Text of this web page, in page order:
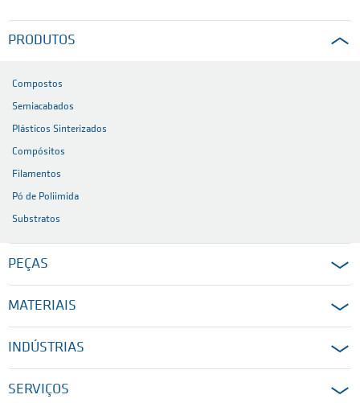
PRODUTOS
Compostos
Semiacabados
Plásticos Sinterizados
Compósitos
Filamentos
Pó de Poliimida
Substratos
PEÇAS
MATERIAIS
INDÚSTRIAS
SERVIÇOS